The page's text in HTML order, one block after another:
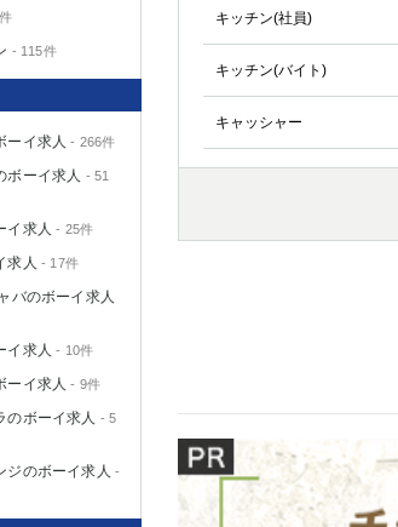
キッチン(社員)
キッチン(バイト)
キャッシャー
- 115件
ーイ求人 - 266件
ボーイ求人 - 51
イ求人 - 25件
求人 - 17件
バのボーイ求人
イ求人 - 10件
ーイ求人 - 9件
のボーイ求人 - 5
ジのボーイ求人 -
大宮
南浦和
千葉県 船橋
浦安
栃木県
群馬県
該当求人 0 件